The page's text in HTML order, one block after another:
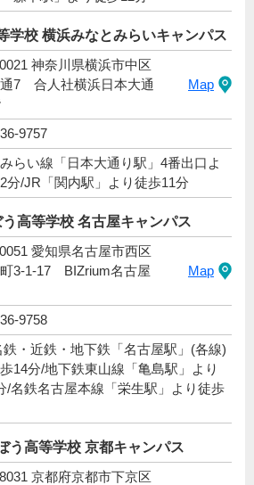
学校 横浜みなとみらいキャンパス
神奈川県横浜市中区
7 合人社横浜日本大通
Map
9757
らい線「日本大通り駅」4番出口よ
分/JR「関内駅」より徒歩11分
高等学校 名古屋キャンパス
愛知県名古屋市西区
3-1-17 BIZrium名古屋
Map
9758
・近鉄・地下鉄「名古屋駅」(各線)
14分/地下鉄東山線「亀島駅」より
/名鉄名古屋本線「栄生駅」より徒歩
う高等学校 京都キャンパス
京都府京都市下京区